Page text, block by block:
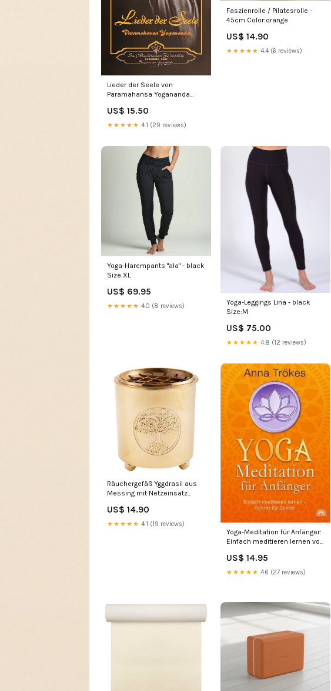
Lieder der Seele von
Paramahansa Yogananda
US$ 15.50
★★★★★ 4.1 (29 reviews)
Faszienrolle / Pilatesrolle -
45cm Color:orange
US$ 14.90
★★★★★ 4.4 (6 reviews)
Yoga-Harempants "ala" - black
Size:XL
US$ 69.95
★★★★★ 4.0 (8 reviews)
Yoga-Leggings Lina - black
Size:M
US$ 75.00
★★★★★ 4.8 (12 reviews)
Räuchergefäß Yggdrasil aus
Messing mit Netzeinsatz
US$ 14.90
★★★★★ 4.1 (19 reviews)
Yoga-Meditation für Anfänger:
Einfach meditieren lernen von
US$ 14.95
★★★★★ 4.6 (27 reviews)